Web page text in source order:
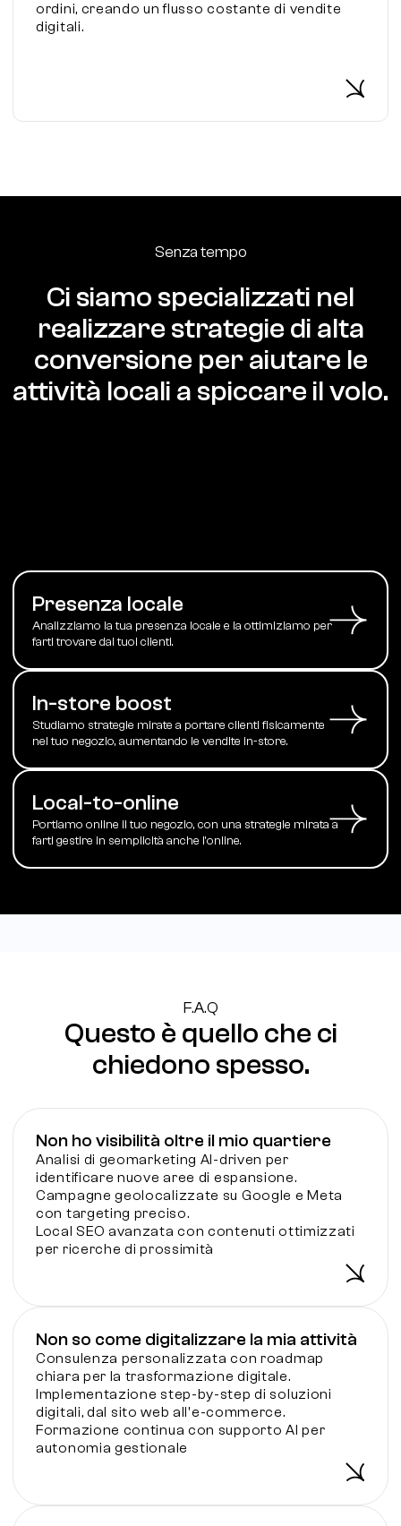
ordini, creando un flusso costante di vendite
digitali.
Senza tempo
Ci siamo specializzati nel
realizzare strategie di alta
conversione per aiutare le
attività locali a spiccare il volo.
Presenza locale
Analizziamo la tua presenza locale e la ottimiziamo per
farti trovare dai tuoi clienti.
In-store boost
Studiamo strategie mirate a portare clienti fisicamente
nel tuo negozio, aumentando le vendite in-store.
Local-to-online
Portiamo online il tuo negozio, con una strategie mirata a
farti gestire in semplicità anche l'online.
F.A.Q
Questo è quello che ci
chiedono spesso.
Non ho visibilità oltre il mio quartiere
Analisi di geomarketing AI-driven per
identificare nuove aree di espansione.
Campagne geolocalizzate su Google e Meta
con targeting preciso.
Local SEO avanzata con contenuti ottimizzati
per ricerche di prossimità
Non so come digitalizzare la mia attività
Consulenza personalizzata con roadmap
chiara per la trasformazione digitale.
Implementazione step-by-step di soluzioni
digitali, dal sito web all'e-commerce.
Formazione continua con supporto AI per
autonomia gestionale